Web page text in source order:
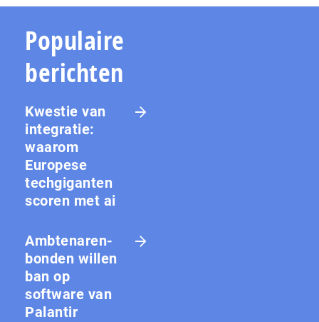
Populaire
berichten
Kwestie van
integratie:
waarom
Europese
techgiganten
scoren met ai
Amb­te­na­ren­
bon­den willen
ban op
software van
Palantir